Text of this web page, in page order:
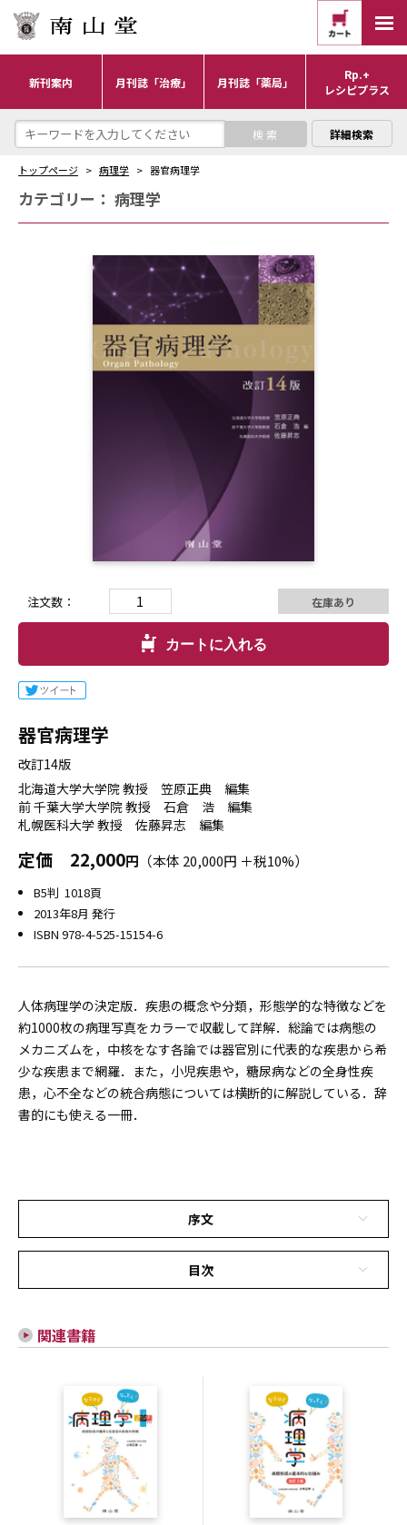
新刊案内 月刊誌「治療」 月刊誌「薬局」
Rp.+
レシピプラス
詳細検索
トップページ 病理学 器官病理学
カテゴリー： 病理学
注文数： 在庫あり
カートに入れる
器官病理学
改訂14版
北海道大学大学院 教授 笠原正典 編集
前 千葉大学大学院 教授 石倉 浩 編集
札幌医科大学 教授 佐藤昇志 編集
定価 22,000円 （本体 20,000円 ＋税10%）
B5判 1018頁
2013年8月 発行
ISBN 978-4-525-15154-6
人体病理学の決定版．疾患の概念や分類，形態学的な特徴などを
約1000枚の病理写真をカラーで収載して詳解．総論では病態の
メカニズムを，中核をなす各論では器官別に代表的な疾患から希
少な疾患まで網羅．また，小児疾患や，糖尿病などの全身性疾
患，心不全などの統合病態については横断的に解説している．辞
書的にも使える一冊．
序文
目次
関連書籍